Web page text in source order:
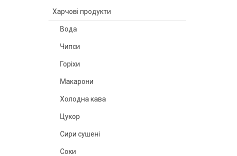
Харчові продукти
Вода
Чипси
Горіхи
Макарони
Холодна кава
Цукор
Сири сушені
Соки